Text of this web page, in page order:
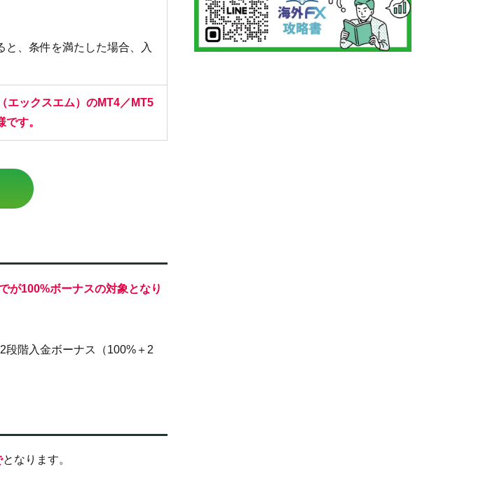
、条件を満たした場合、入
エックスエム）のMT4／MT5
す。
が100%ボーナスの対象となり
段階入金ボーナス（100%＋2
となります。